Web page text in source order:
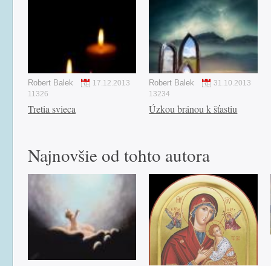
Robert Balek
17.12.2013
11326
Tretia svieca
Robert Balek
31.10.2013
13234
Úzkou bránou k šťastiu
Najnovšie od tohto autora